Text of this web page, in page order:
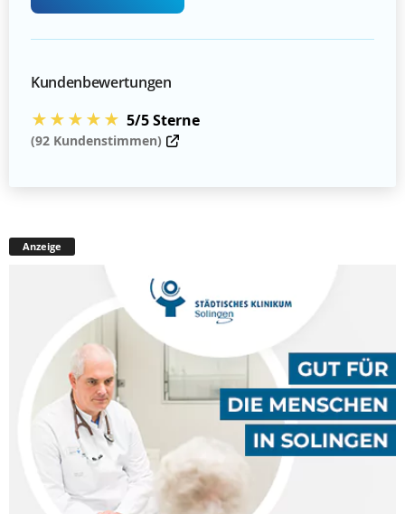
Kundenbewertungen
★★★★★ 5/5 Sterne
(92 Kundenstimmen)
Anzeige